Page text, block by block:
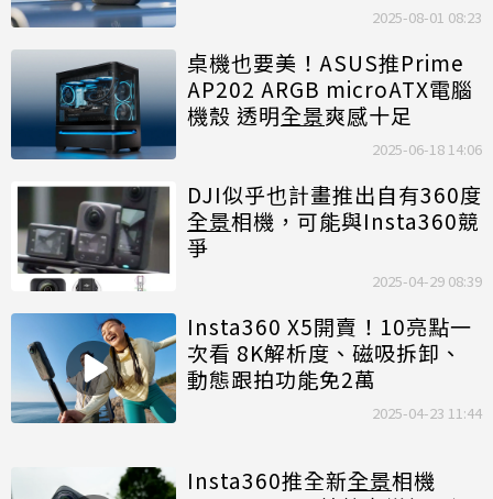
2025-08-01 08:23
桌機也要美！ASUS推Prime
AP202 ARGB microATX電腦
機殼 透明全景爽感十足
2025-06-18 14:06
DJI似乎也計畫推出自有360度
全景相機，可能與Insta360競
爭
2025-04-29 08:39
Insta360 X5開賣！10亮點一
次看 8K解析度、磁吸拆卸、
動態跟拍功能免2萬
2025-04-23 11:44
Insta360推全新全景相機